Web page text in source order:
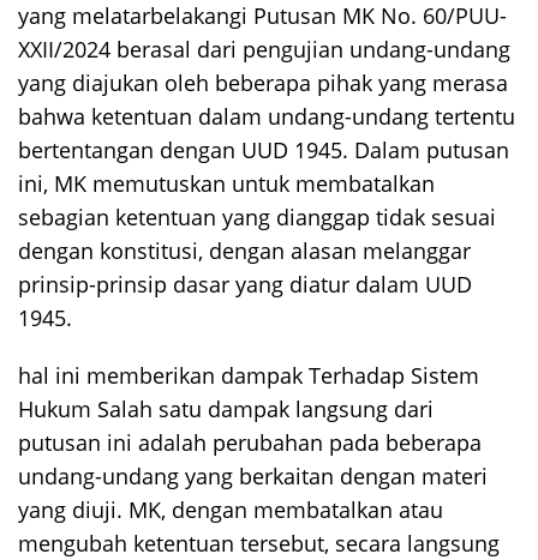
yang melatarbelakangi Putusan MK No. 60/PUU-
XXII/2024 berasal dari pengujian undang-undang
yang diajukan oleh beberapa pihak yang merasa
bahwa ketentuan dalam undang-undang tertentu
bertentangan dengan UUD 1945. Dalam putusan
ini, MK memutuskan untuk membatalkan
sebagian ketentuan yang dianggap tidak sesuai
dengan konstitusi, dengan alasan melanggar
prinsip-prinsip dasar yang diatur dalam UUD
1945.
hal ini memberikan dampak Terhadap Sistem
Hukum Salah satu dampak langsung dari
putusan ini adalah perubahan pada beberapa
undang-undang yang berkaitan dengan materi
yang diuji. MK, dengan membatalkan atau
mengubah ketentuan tersebut, secara langsung